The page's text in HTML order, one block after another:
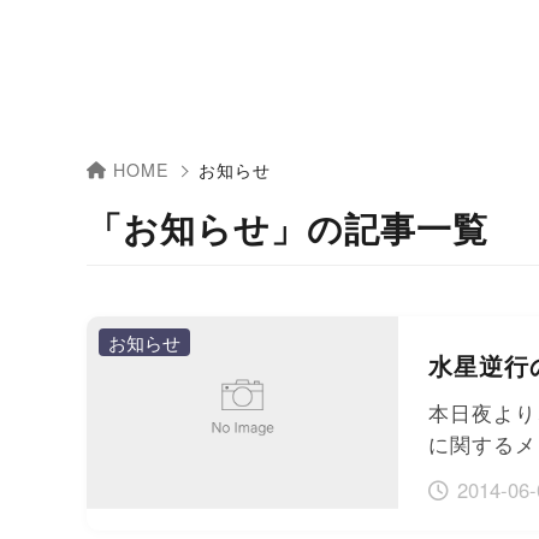
HOME お知らせ
「お知らせ」の記事一覧
水星逆行
本日夜よ
に関する
2014-
お知らせ